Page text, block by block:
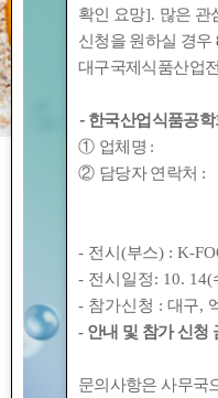
번호
확인 요망]. 많은 관
신청을 원하실 경우
대구국제식품산업
- 한국산업식품공
① 업체명 :
② 담당자 연락처 :
- 전시(부스) : K-
- 전시일정: 10. 14(
- 참가신청 : 대구,
- 안내 및 참가 신청
문의사항은 사무국